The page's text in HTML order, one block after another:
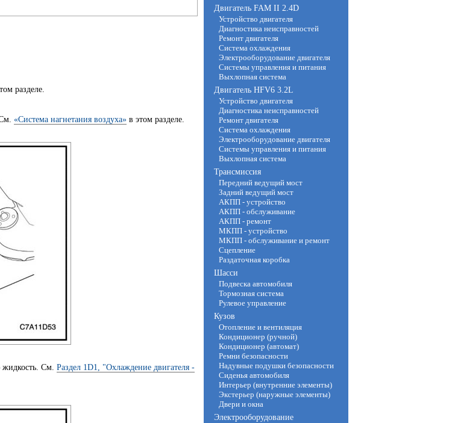
разделе.
«Система нагнетания воздуха» в этом разделе.
См. Раздел 1D1, "Охлаждение двигателя -
Двигатель FAM II 2.4D
Устройство двигателя
Диагностика неисправностей
Ремонт двигателя
Система охлаждения
Электрооборудование двигателя
Системы управления и питания
Выхлопная система
Двигатель HFV6 3.2L
Устройство двигателя
Диагностика неисправностей
Ремонт двигателя
Система охлаждения
Электрооборудование двигателя
Системы управления и питания
Выхлопная система
Трансмиссия
Передний ведущий мост
Задний ведущий мост
АКПП - устройство
АКПП - обслуживание
АКПП - ремонт
МКПП - устройство
МКПП - обслуживание и ремонт
Сцепление
Раздаточная коробка
Шасси
Подвеска автомобиля
Тормозная система
Рулевое управление
Кузов
Отопление и вентиляция
Кондиционер (ручной)
Кондиционер (автомат)
Ремни безопасности
Надувные подушки безопасности
Сиденья автомобиля
Интерьер (внутренние элементы)
Экстерьер (наружные элементы)
Двери и окна
Электрооборудование